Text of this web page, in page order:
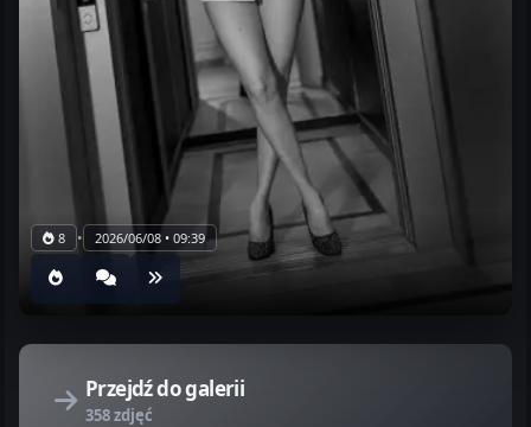
8 • 2026/06/08 • 09:39
Przejdź do galerii
358 zdjęć